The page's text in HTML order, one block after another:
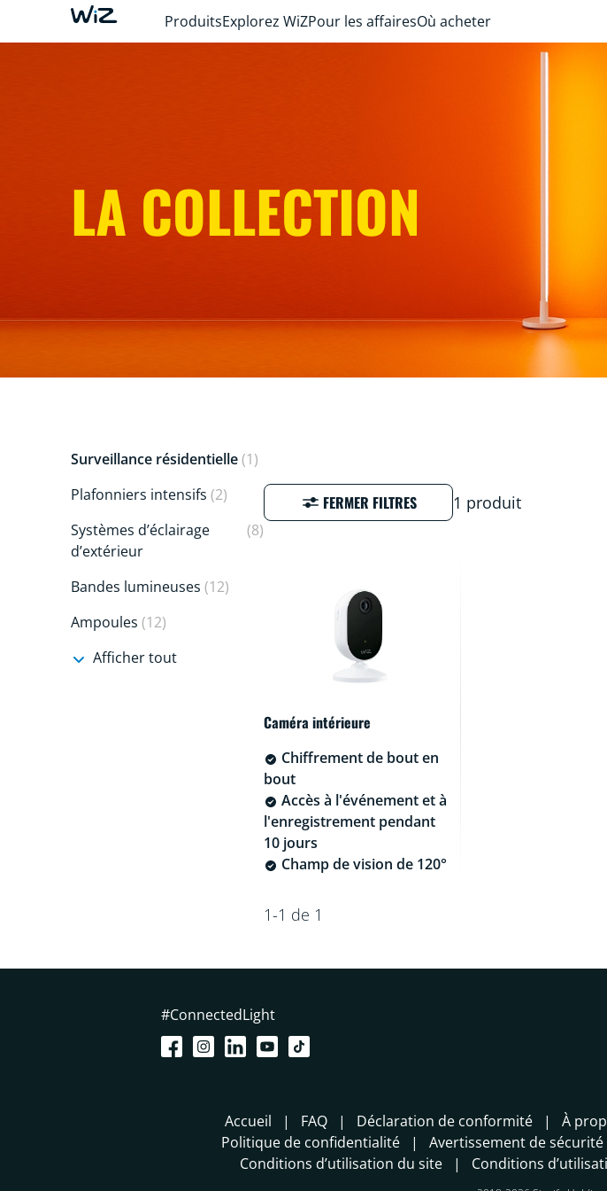
ProduitsExplorez WiZPour les affairesOù acheter
LA COLLECTION
Surveillance résidentielle(1)
Plafonniers intensifs (2)
Systèmes d’éclairage
d’extérieur
(8)
Bandes lumineuses (12)
Ampoules (12)
Afficher tout
FERMER FILTRES 1 produit
Caméra intérieure
Chiffrement de bout en
bout
Accès à l'événement et à
l'enregistrement pendant
10 jours
Champ de vision de 120°
1-1 de 1
#ConnectedLight
Accueil FAQ Déclaration de conformité À
Politique de confidentialité
Avertissement de sécurité
Conditions d’utilisation du site
Conditions